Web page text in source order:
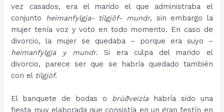
vez casados, era el marido el que administraba el
conjunto heimanfylgja- tilgjöf- mundr, sin embargo la
mujer tenía voz y voto en todo momento. En caso de
divorcio, la mujer se quedaba – porque era suyo –
heimanfylgja y mundr. Si era culpa del marido el
divorcio, parece ser que se habría quedado también
con el tilgjöf.
El banquete de bodas o brúðveizlahabría sido una
fiesta muy elaborada que consistía en un gran festín en